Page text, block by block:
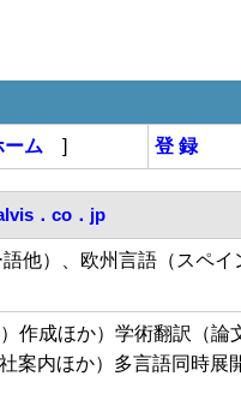
ーム ] 登 録
．co．jp
他）、欧州言語（スペイ
作成ほか）学術翻訳（論
案内ほか）多言語同時展